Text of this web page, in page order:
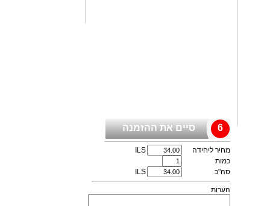
6 סיים את ההזמנה
מחיר ליחידה
ILS
כמות
סה"כ
ILS
הערות